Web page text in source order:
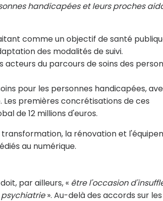
handicapées et leurs proches
comme un objectif de santé
des modalités de suivi.
du parcours de soins des
pour les personnes handicapées,
premières concrétisations de ces
de 12 millions d'euros.
transformation, la rénovation et
au numérique.
par ailleurs, « être l'occasion
». Au-delà des accords sur les